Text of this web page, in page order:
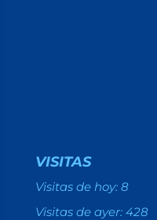
VISITAS
Visitas de hoy: 8
Visitas de ayer: 428